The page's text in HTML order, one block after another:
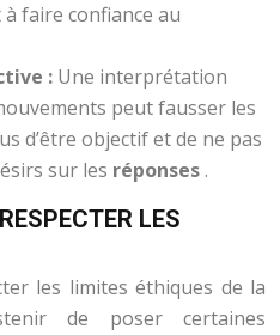
faire confiance au
: Une interprétation
peut fausser les
d’être objectif et de ne pas
sur les réponses.
LES
les limites éthiques de la
de poser certaines